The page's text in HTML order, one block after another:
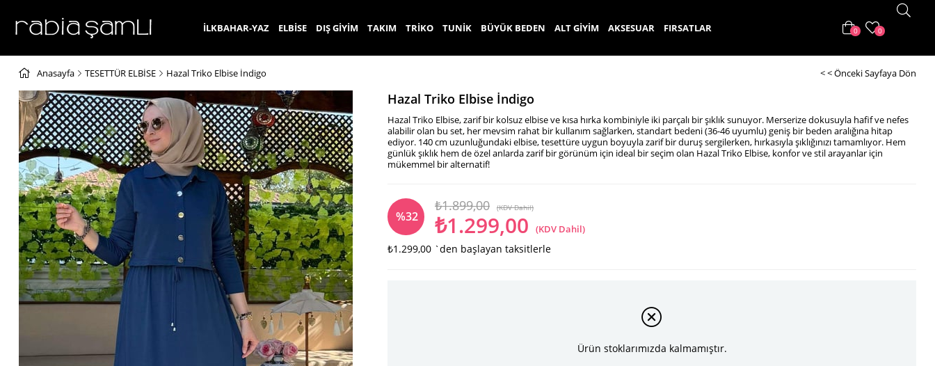
İLKBAHAR-YAZ ELBİSE DIŞ GİYİM TAKIM TRİKO TUNİK BÜYÜK BEDEN ALT GİYİM AKSESUAR FIRSATLAR 0 0
Anasayfa TESETTÜR ELBİSE Hazal Triko Elbise İndigo < < Önceki Sayfaya Dön
Hazal Triko Elbise İndigo
Hazal Triko Elbise, zarif bir kolsuz elbise ve kısa hırka kombiniyle iki parçalı bir şıklık sunuyor. Merserize dokusuyla hafif ve nefes
alabilir olan bu set, her mevsim rahat bir kullanım sağlarken, standart bedeni (36-46 uyumlu) geniş bir beden aralığına hitap
ediyor. 140 cm uzunluğundaki elbise, tesettüre uygun boyuyla zarif bir duruş sergilerken, hırkasıyla şıklığınızı tamamlıyor. Hem
günlük şıklık hem de özel anlarda zarif bir görünüm için ideal bir seçim olan Hazal Triko Elbise, konfor ve stil arayanlar için
mükemmel bir alternatif!
%32
İndirim
₺1.899,00 (KDV Dahil)
₺1.299,00 (KDV Dahil)
₺1.299,00 `den başlayan taksitlerle
Ürün stoklarımızda kalmamıştır.